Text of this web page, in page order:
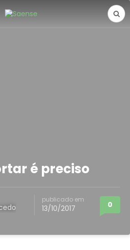
é preciso
publicado em
13/10/2017 0